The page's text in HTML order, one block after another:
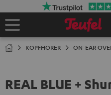
Startseite
KOPFHÖRER ON-EAR
REAL BLUE +